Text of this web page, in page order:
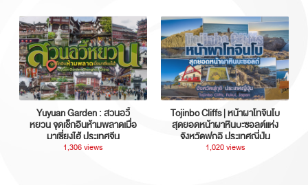
Yuyuan Garden : สวนอวี้
หยวน จุดเช็กอินห้ามพลาดเมื่อ
มาเซี่ยงไฮ้ ประเทศจีน
1,306 views
Tojinbo Cliffs | หน้าผาโทจินโบ
สุดยอดหน้าผาหินบะซอลต์แห่ง
จังหวัดฟุกุอิ ประเทศญี่ปุ่น
1,020 views